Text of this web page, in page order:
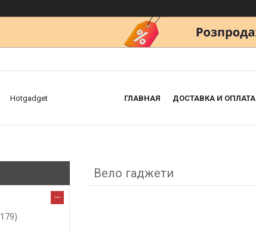
Hotgadget ГЛАВНАЯ ДОСТАВКА И ОПЛАТА
Вело гаджети
179